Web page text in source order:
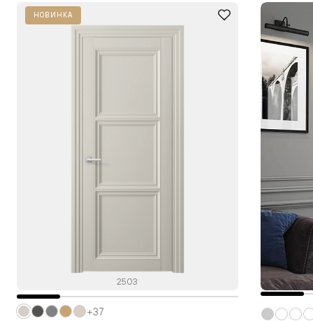
НОВИНКА
2503
+37